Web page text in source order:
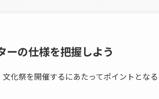
ーの仕様を把握しよう
化祭を開催するにあたってポイントとな